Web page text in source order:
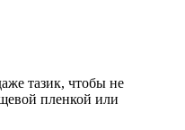
тазик, чтобы не
пленкой или